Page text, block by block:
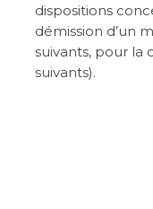
dispositions
démission d’un
suivants, pour la
suivants).